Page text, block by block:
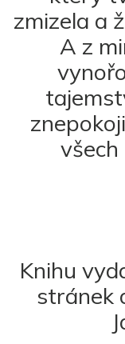
zmizela a
A z
Knihu
stránek